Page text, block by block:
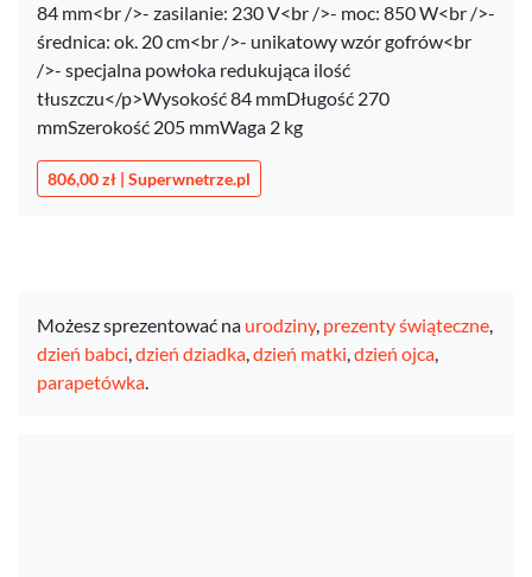
84 mm<br />- zasilanie: 230 V<br />- moc: 850 W<br />-
średnica: ok. 20 cm<br />- unikatowy wzór gofrów<br
/>- specjalna powłoka redukująca ilość
tłuszczu</p>Wysokość 84 mmDługość 270
mmSzerokość 205 mmWaga 2 kg
806,00 zł | Superwnetrze.pl
Możesz sprezentować na urodziny, prezenty świąteczne,
dzień babci,dzień dziadka,dzień matki,dzień ojca,
parapetówka.